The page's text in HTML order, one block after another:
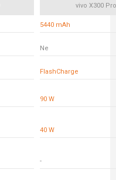
vivo X300 Pro
5440 mAh
Ne
FlashCharge
90 W
40 W
-